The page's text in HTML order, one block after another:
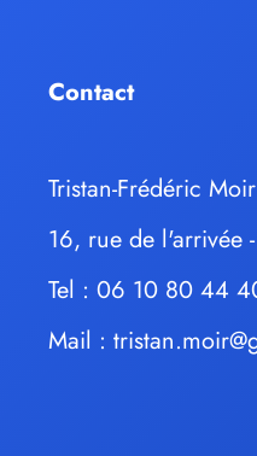
Contact
Tristan-Frédéric Moir
16, rue de l'arrivée
Tel : 06 10 80 44
Mail :